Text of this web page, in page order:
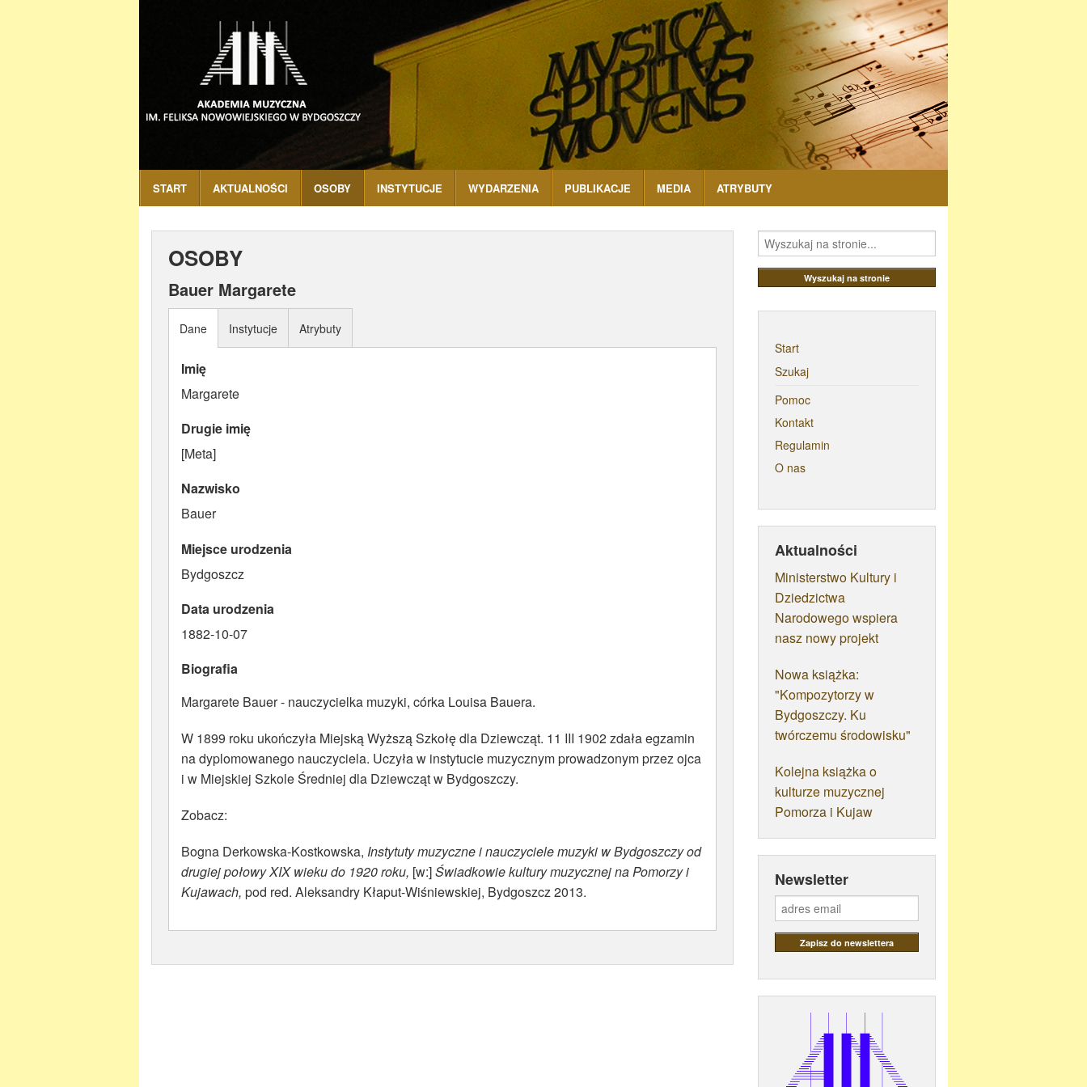
START AKTUALNOŚCI OSOBY INSTYTUCJE WYDARZENIA PUBLIKACJE MEDIA ATRYBUTY
OSOBY
Bauer Margarete
Dane
Imię
Margarete
Drugie imię
[Meta]
Nazwisko
Bauer
Miejsce urodzenia
Bydgoszcz
Data urodzenia
1882-10-07
Biografia
Margarete Bauer - nauczycielka muzyki, córka Louisa Bauera.
W 1899 roku ukończyła Miejską Wyższą Szkołę dla Dziewcząt. 11 III 1902 zdała egzamin
na dyplomowanego nauczyciela. Uczyła w instytucie muzycznym prowadzonym przez ojca
i w Miejskiej Szkole Średniej dla Dziewcząt w Bydgoszczy.
Zobacz:
Bogna Derkowska-Kostkowska, Instytuty muzyczne i nauczyciele muzyki w Bydgoszczy od
drugiej połowy XIX wieku do 1920 roku, [w:]Świadkowie kultury muzycznej na Pomorzy i
Kujawach, pod red. Aleksandry Kłaput-Wiśniewskiej, Bydgoszcz 2013.
Instytucje
Atrybuty
Start
Szukaj
Pomoc
Kontakt
Regulamin
O nas
Aktualności
Ministerstwo Kultury i
Dziedzictwa
Narodowego wspiera
nasz nowy projekt
Nowa książka:
"Kompozytorzy w
Bydgoszczy. Ku
twórczemu środowisku"
Kolejna książka o
kulturze muzycznej
Pomorza i Kujaw
Newsletter